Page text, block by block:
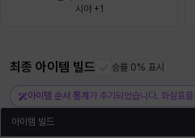
시야 +1
최종 아이템 빌드 승률 0% 표시
아이템 순서 통계 가 추가되었습니다. 화살표
아이템 빌드